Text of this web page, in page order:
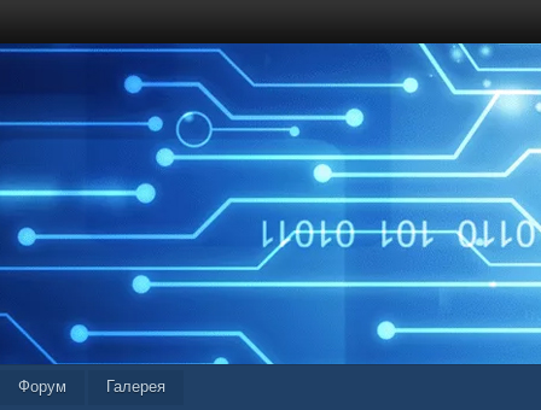
Форум Галерея